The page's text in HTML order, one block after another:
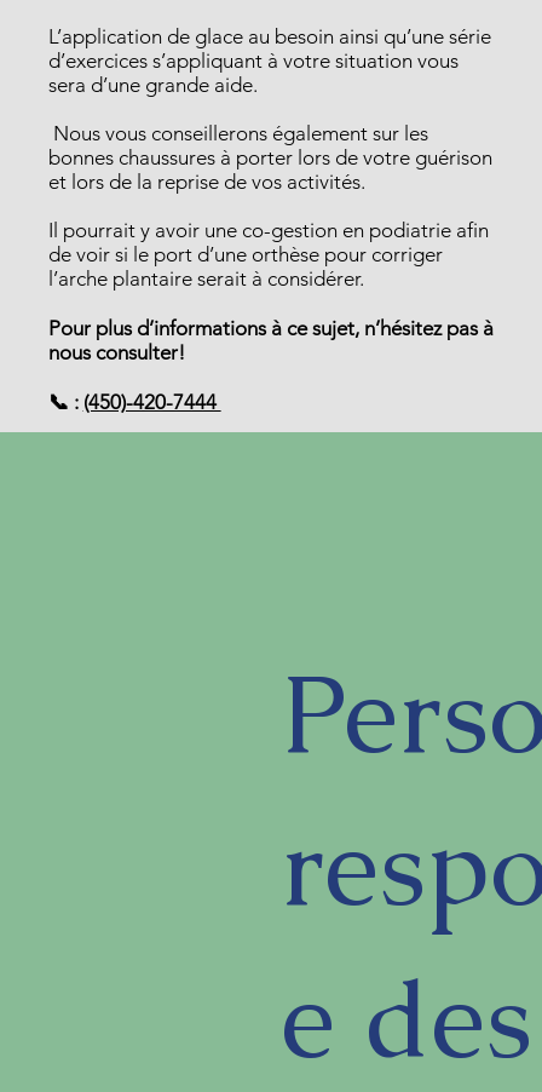
L’application de glace au besoin ainsi qu’une série
d’exercices s’appliquant à votre situation vous
sera d’une grande aide.
Nous vous conseillerons également sur les
bonnes chaussures à porter lors de votre guérison
et lors de la reprise de vos activités.
Il pourrait y avoir une co-gestion en podiatrie afin
de voir si le port d’une orthèse pour corriger
l’arche plantaire serait à considérer.
Pour plus d’informations à ce sujet, n’hésitez pas à
nous consulter!
📞 : (450)-420-7444
e des